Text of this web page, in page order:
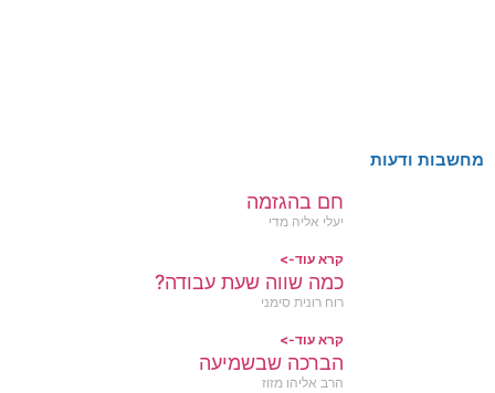
מחשבות ודעות
חם בהגזמה
יעלי אליה מדי
קרא עוד->
כמה שווה שעת עבודה?
רוח רונית סימני
קרא עוד->
הברכה שבשמיעה
הרב אליהו מזוז